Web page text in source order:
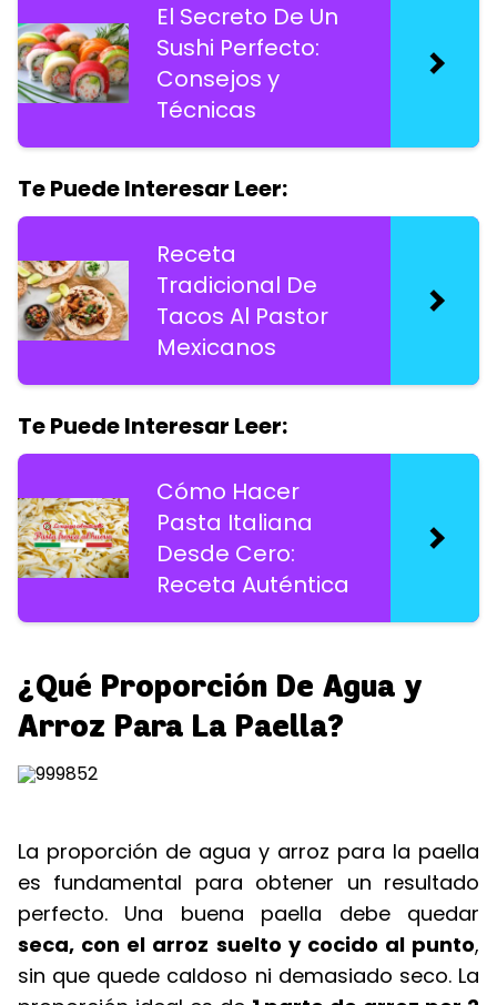
El Secreto De Un
Sushi Perfecto:
Consejos y
Técnicas
Te Puede Interesar Leer:
Receta
Tradicional De
Tacos Al Pastor
Mexicanos
Te Puede Interesar Leer:
Cómo Hacer
Pasta Italiana
Desde Cero:
Receta Auténtica
¿Qué Proporción De Agua y
Arroz Para La Paella?
La proporción de agua y arroz para la paella
es fundamental para obtener un resultado
perfecto. Una buena paella debe quedar
seca, con el arroz suelto y cocido al punto,
sin que quede caldoso ni demasiado seco. La